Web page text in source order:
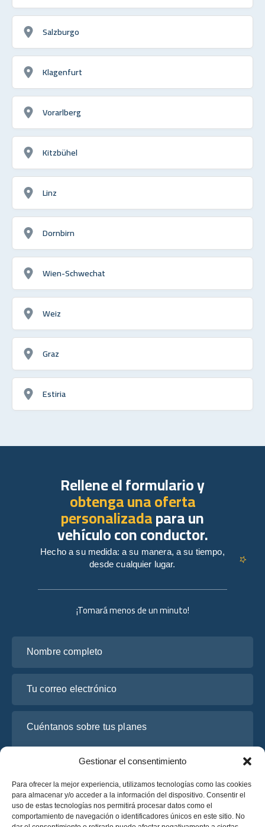
Gestionar el consentimiento
Para ofrecer la mejor experiencia, utilizamos tecnologías como las cookies
para almacenar y/o acceder a la información del dispositivo. Consentir el
uso de estas tecnologías nos permitirá procesar datos como el
comportamiento de navegación o identificadores únicos en este sitio. No
Salzburgo
Klagenfurt
Vorarlberg
Kitzbühel
Linz
Dornbirn
Wien-Schwechat
Weiz
Graz
Estiria
¡Tomará menos de un minuto!
Rellene el formulario y
obtenga una oferta
personalizadapara un
vehículo con conductor.
Hecho a su medida: a su manera, a su tiempo,
desde cualquier lugar.